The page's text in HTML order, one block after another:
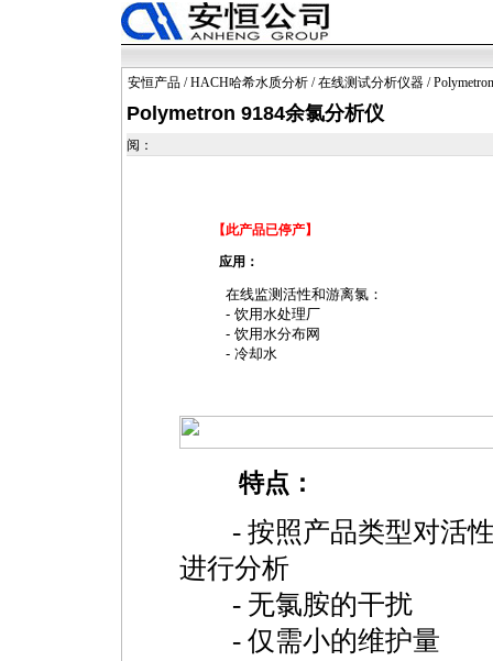
安恒产品 /HACH哈希水质分析 /在线测试分析仪器 /
Polymetron 9184余氯分析仪
阅：
【此产品已停产】
应用：
在线监测活性和游离氯：
- 饮用水处理厂
- 饮用水分布网
- 冷却水
特点：
- 按照产品类型对活性
进行分析
- 无氯胺的干扰
- 仅需小的维护量